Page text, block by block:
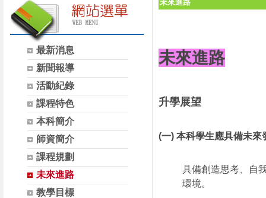
才專案業務師長、技高師長及縣市政府教育
局（處）相關人員。四、報名期限：即日起
至115年7月28日（星期二）止。名額額滿時
將提前關閉報名系統。五、報名網址：
https://forms.gle/C9xgA6qKetTzPfMa6六、
相關資訊請參閱附件實施計畫。
日（星期四）
訊請參閱附件
最新消息
新聞報導
活動紀錄
課程特色
本科簡介
師資簡介
課程規劃
未來進路
教學目標
未來進路
未來進路
升學展望
(一) 本科學生應具備未來
具備創造思考、自
環境。